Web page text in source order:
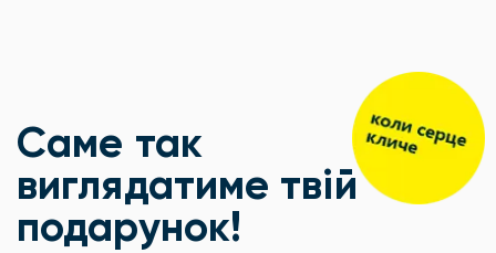
Саме так
виглядатиме твій
подарунок!